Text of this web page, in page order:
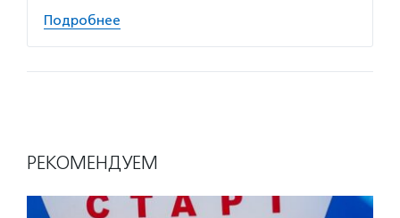
Подробнее
РЕКОМЕНДУЕМ